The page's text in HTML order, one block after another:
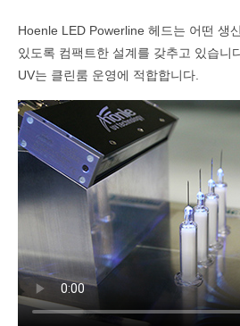
Hoenle LED Powerline 헤드는 어떤 생
있도록 컴팩트한 설계를 갖추고 있습니
UV는 클린룸 운영에 적합합니다.